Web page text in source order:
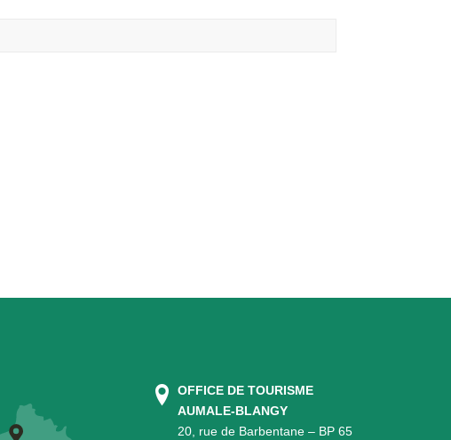
OFFICE DE TOURISME
AUMALE-BLANGY
20, rue de Barbentane – BP 65